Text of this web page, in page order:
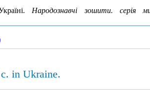
Народознавчі зошити. серія
in Ukraine.